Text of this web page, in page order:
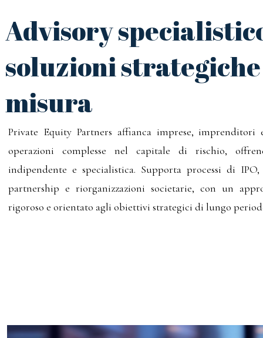
Advisory
soluzioni
misura
Private Equity Partners affianca imprese,
operazioni complesse nel capitale di rischio,
indipendente e specialistica. Supporta processi di
partnership e riorganizzazioni societarie, con un
rigoroso e orientato agli obiettivi strategici di lungo